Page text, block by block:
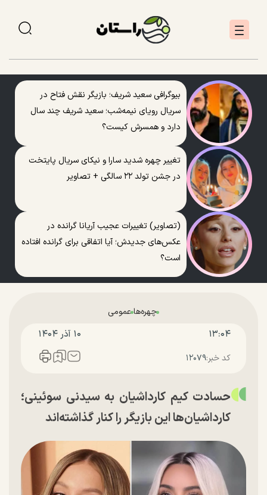
بیوگرافی سعید شریف؛ بازیگر نقش فتاح در
سریال رویای نیمه‌شب؛ سعید شریف چند سال
دارد و همسرش کیست؟
تغییر چهره شدید سارا و نیکای سریال پایتخت
در جشن تولد ۲۲ سالگی + تصاویر
(تصاویر) تغییرات عجیب آریانا گرانده در
عکس‌های جدیدش؛ آیا اتفاقی برای گرانده افتاده
است؟
چهره‌هاعمومی
۱۳:۰۴ ۱۰ آذر ۱۴۰۴
کد خبر:۱۲۰۷۹
حسادت کیم کارداشیان به سیدنی سوئینی؛
کارداشیان‌ها این بازیگر را کنار گذاشته‌اند